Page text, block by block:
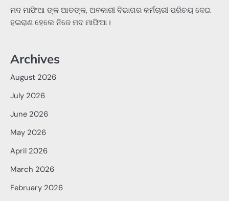
ମଦ ମାଫିଆ ଙ୍କ ଆତଙ୍କ, ଅବକାରୀ ବିଭାଗର କର୍ମଚାରୀ ପରିଚୟ ଦେଇ
ହଇରାଣ ହେଲେ ନିଜେ ମଦ ମାଫିଆ।
Archives
August 2026
July 2026
June 2026
May 2026
April 2026
March 2026
February 2026